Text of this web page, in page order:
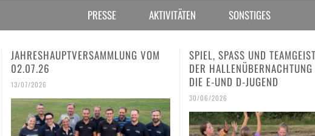
PRESSE AKTIVITÄTEN SONSTIGES
SPIEL, SPASS UND TEAMGEIST BEI D
ER HALLENÜBERNACHTUNG FÜR D
IE E-UND D-JUGEND
30/06/2026
DREI HSG-TALENTE BEIM
INTERNATIONALEN
IN SCHAFFHAUSEN
30/06/2026